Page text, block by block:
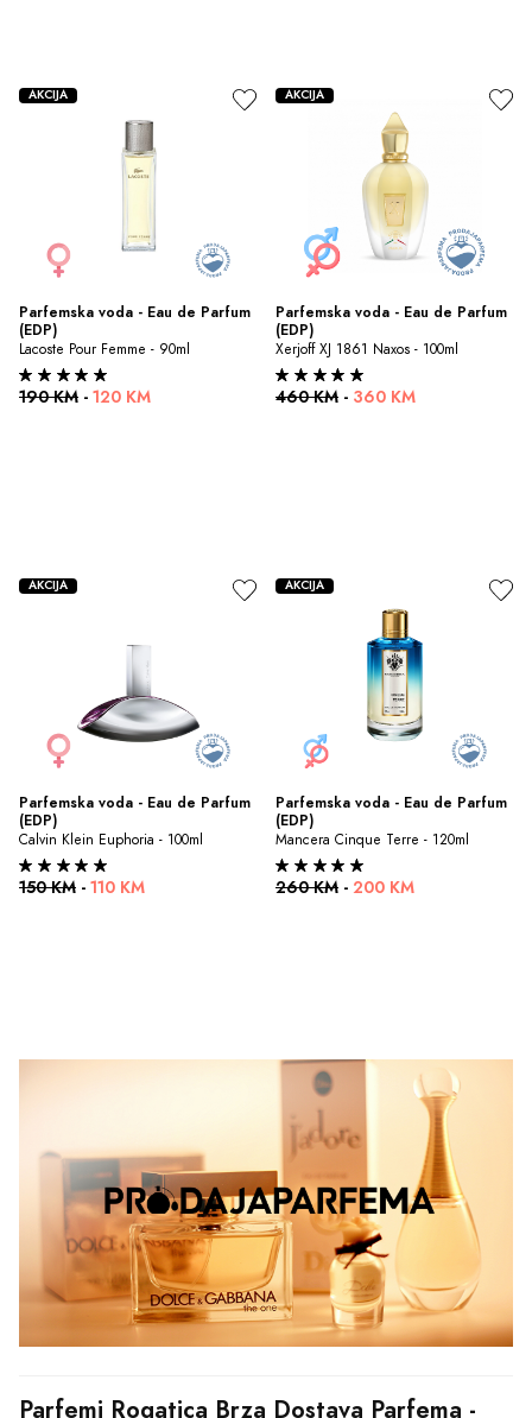
Parfemska voda - Eau de Parfum
(EDP)
Lacoste Pour Femme - 90ml
190 KM - 120 KM
AKCIJA
Parfemska voda - Eau de Parfum
(EDP)
Xerjoff XJ 1861 Naxos - 100ml
460 KM - 360 KM
AKCIJA
Parfemska voda - Eau de Parfum
(EDP)
Calvin Klein Euphoria - 100ml
150 KM - 110 KM
AKCIJA
Parfemska voda - Eau de Parfum
(EDP)
Mancera Cinque Terre - 120ml
260 KM - 200 KM
AKCIJA
Parfemi Rogatica Brza Dostava Parfema -